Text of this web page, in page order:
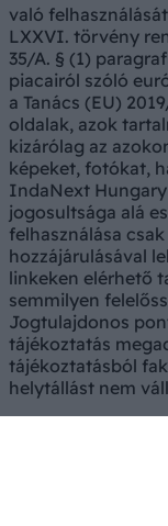
való
LXXVI. törvény
35/A. § (1)
piacairól szóló
a Tanács (EU)
oldalak, azok
kizárólag az
képeket, fotókat,
IndaNext
jogosultsága alá
felhasználása
hozzájárulásával
linkeken elérhető
semmilyen
Jogtulajdonos
tájékoztatás
tájékoztatásból
helytállást nem